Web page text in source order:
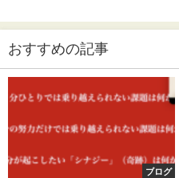
おすすめの記事
ブログ